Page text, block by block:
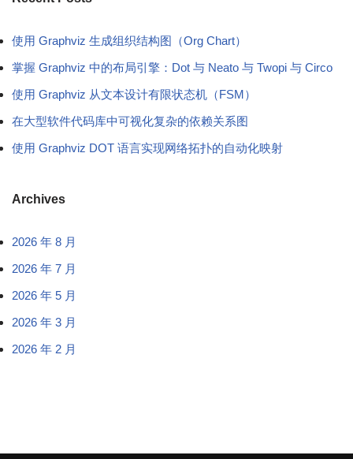
使用 Graphviz 生成组织结构图（Org Chart）
掌握 Graphviz 中的布局引擎：Dot 与 Neato 与 Twopi 与 Circo
使用 Graphviz 从文本设计有限状态机（FSM）
在大型软件代码库中可视化复杂的依赖关系图
使用 Graphviz DOT 语言实现网络拓扑的自动化映射
Archives
2026 年 8 月
2026 年 7 月
2026 年 5 月
2026 年 3 月
2026 年 2 月